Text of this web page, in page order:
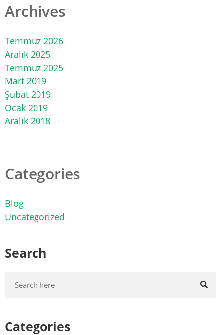
Archives
Temmuz 2026
Aralık 2025
Temmuz 2025
Mart 2019
Şubat 2019
Ocak 2019
Aralık 2018
Categories
Blog
Uncategorized
Search
Categories